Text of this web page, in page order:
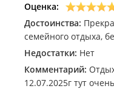
Оценка:
Достоинства:
семейного отдыха,
Недостатки: Нет
Комментарий:
12.07.2025г тут